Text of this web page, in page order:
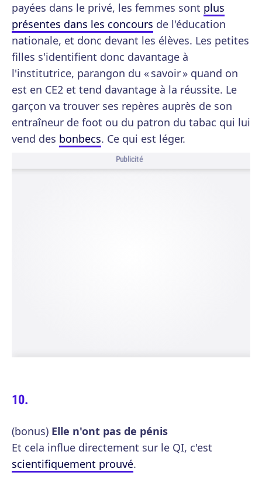
payées dans le privé, les femmes sont plus
présentes dans les concours de l'éducation
nationale, et donc devant les élèves. Les petites
filles s'identifient donc davantage à
l'institutrice, parangon du « savoir » quand on
est en CE2 et tend davantage à la réussite. Le
garçon va trouver ses repères auprès de son
entraîneur de foot ou du patron du tabac qui lui
vend des bonbecs. Ce qui est léger.
Publicité
(bonus) Elle n'ont pas de pénis
Et cela influe directement sur le QI, c'est
scientifiquement prouvé.